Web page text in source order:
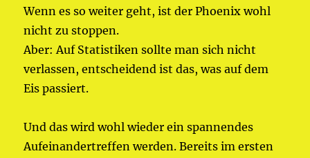
Wenn es so weiter geht, ist der Phoenix wohl
nicht zu stoppen.
Aber: Auf Statistiken sollte man sich nicht
verlassen, entscheidend ist das, was auf dem
Eis passiert.
Und das wird wohl wieder ein spannendes
Aufeinandertreffen werden. Bereits im ersten